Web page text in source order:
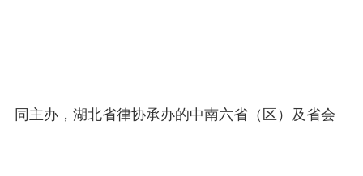
同主办，湖北省律协承办的中南六省（区）及省会